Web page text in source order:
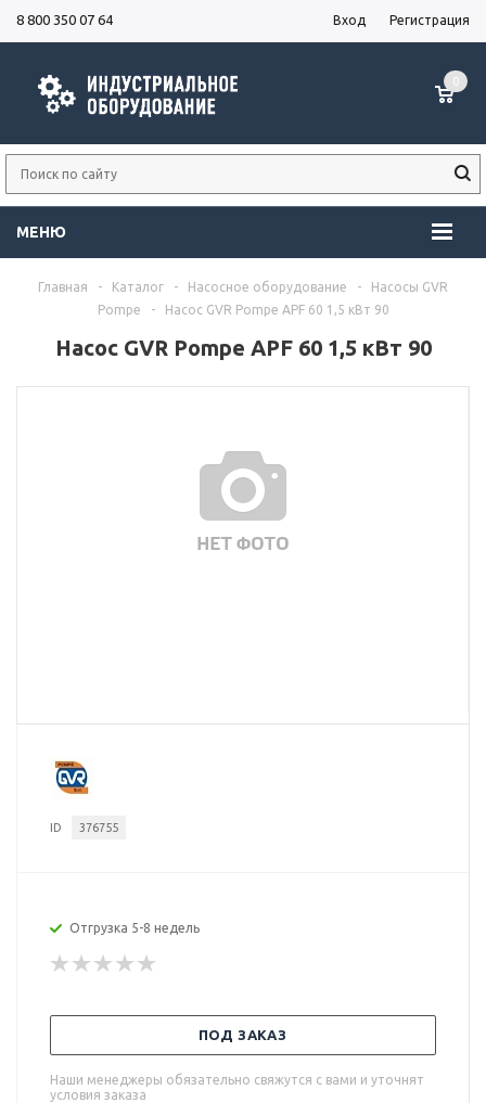
8 800 350 07 64 Вход Регистрация
МЕНЮ
0
Главная - Каталог - Насосное оборудование -
Насосы GVR
Pompe
- Насос GVR Pompe APF 60 1,5 кВт 90
Насос GVR Pompe APF 60 1,5 кВт 90
ID 376755
Отгрузка 5-8 недель
ПОД ЗАКАЗ
Наши менеджеры обязательно свяжутся с вами и уточнят
условия заказа